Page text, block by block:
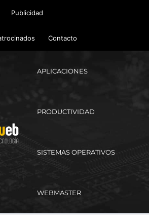
Publicidad
Contacto
APLICACIONES
PRODUCTIVIDAD
SISTEMAS OPERATIVOS
WEBMASTER